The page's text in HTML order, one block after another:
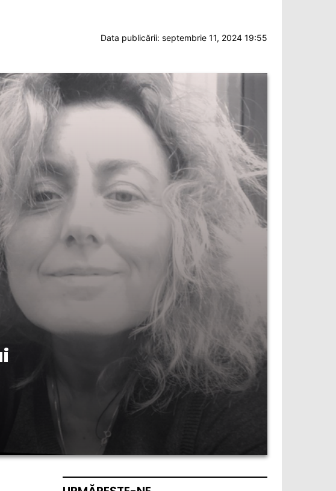
Data publicării: septembrie 11, 2024 19:55